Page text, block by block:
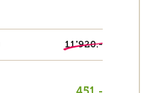
11'920.-